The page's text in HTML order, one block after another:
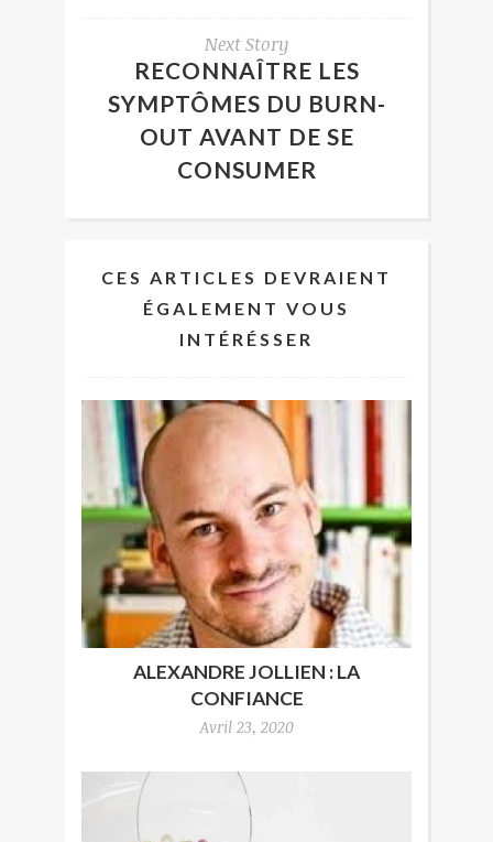
Next Story
RECONNAÎTRE LES
SYMPTÔMES DU BURN-
OUT AVANT DE SE
CONSUMER
CES ARTICLES DEVRAIENT
ÉGALEMENT VOUS
INTÉRÉSSER
ALEXANDRE JOLLIEN : LA
CONFIANCE
Avril 23, 2020